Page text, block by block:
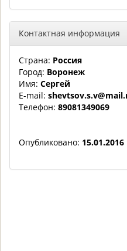
Контактная информация
Страна: Россия
Город: Воронеж
Имя: Сергей
E-mail:
Телефон: 89081349069
Опубликовано: 15.01.2016